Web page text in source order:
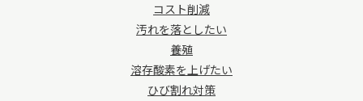
コスト削減
汚れを落としたい
養殖
溶存酸素を上げたい
ひび割れ対策